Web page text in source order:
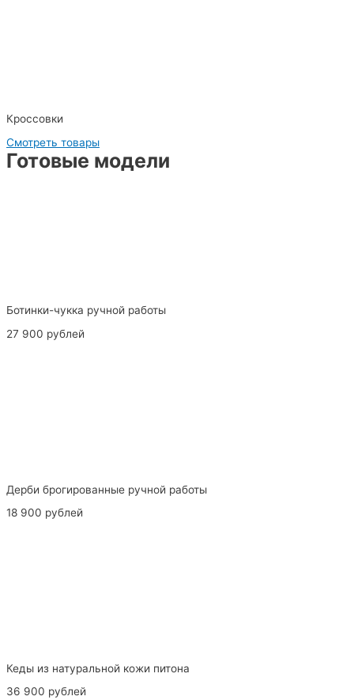
Кроссовки
Смотреть товары
Готовые модели
Ботинки-чукка ручной работы
27 900 рублей
Дерби брогированные ручной работы
18 900 рублей
Кеды из натуральной кожи питона
36 900 рублей